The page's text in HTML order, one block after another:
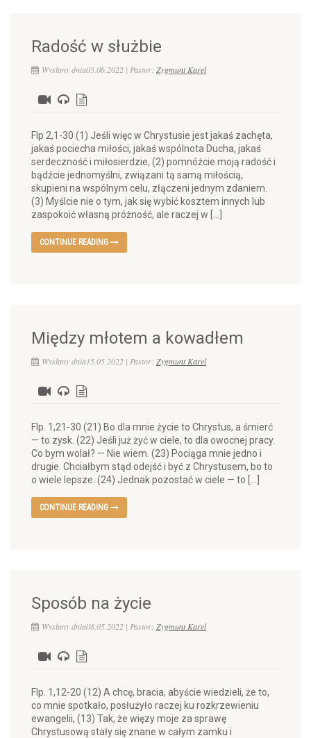
Radość w służbie
Wysłany dnia05.06.2022 | Pastor: Zygmunt Karel
Flp 2,1-30 (1) Jeśli więc w Chrystusie jest jakaś zachęta,
jakaś pociecha miłości, jakaś wspólnota Ducha, jakaś
serdeczność i miłosierdzie, (2) pomnóżcie moją radość i
bądźcie jednomyślni, związani tą samą miłością,
skupieni na wspólnym celu, złączeni jednym zdaniem.
(3) Myślcie nie o tym, jak się wybić kosztem innych lub
zaspokoić własną próżność, ale raczej w […]
CONTINUE READING
Między młotem a kowadłem
Wysłany dnia15.05.2022 | Pastor: Zygmunt Karel
Flp. 1,21-30 (21) Bo dla mnie życie to Chrystus, a śmierć
— to zysk. (22) Jeśli już żyć w ciele, to dla owocnej pracy.
Co bym wolał? — Nie wiem. (23) Pociąga mnie jedno i
drugie. Chciałbym stąd odejść i być z Chrystusem, bo to
o wiele lepsze. (24) Jednak pozostać w ciele — to […]
CONTINUE READING
Sposób na życie
Wysłany dnia08.05.2022 | Pastor: Zygmunt Karel
Flp. 1,12-20 (12) A chcę, bracia, abyście wiedzieli, że to,
co mnie spotkało, posłużyło raczej ku rozkrzewieniu
ewangelii, (13) Tak, że więzy moje za sprawę
Chrystusową stały się znane w całym zamku i